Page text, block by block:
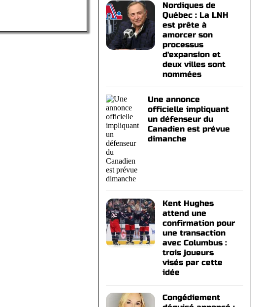
Nordiques de
Québec : La LNH
est prête à
amorcer son
processus
d'expansion et
deux villes sont
nommées
Une annonce
officielle impliquant
un défenseur du
Canadien est prévue
dimanche
Kent Hughes
attend une
confirmation pour
une transaction
avec Columbus :
trois joueurs
visés par cette
idée
Congédiement